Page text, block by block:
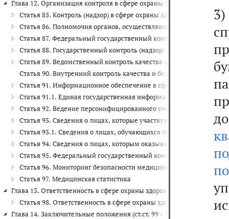
Глава 12. Организация контроля в сфере охраны здоровья (ст.ст. 85 -
Статья 85. Контроль (надзор) в сфере охраны здоровья
Статья 86. Полномочия органов, осуществляющих
Статья 87. Федеральный государственный контроль (надзор)
Статья 88. Государственный контроль (надзор) за реализацией
Статья 89. Ведомственный контроль качества и безопасности
Статья 90. Внутренний контроль качества и безопасности
Статья 91. Информационное обеспечение в сфере
Статья 91.1. Единая государственная информационная система в
Статья 92. Ведение персонифицированного учета в сфере
Статья 93. Сведения о лицах, которые участвуют в
Статья 93.1. Сведения о лицах, обучающихся по
Статья 94. Сведения о лицах, которым оказывается
Статья 95. Федеральный государственный контроль (надзор) за
Статья 96. Мониторинг безопасности медицинских изделий
Статья 97. Медицинская статистика
Глава 13. Ответственность в сфере охраны здоровья (ст. 98)
Статья 98. Ответственность в сфере охраны здоровья
Глава 14. Заключительные положения (ст.ст. 99 - 101)